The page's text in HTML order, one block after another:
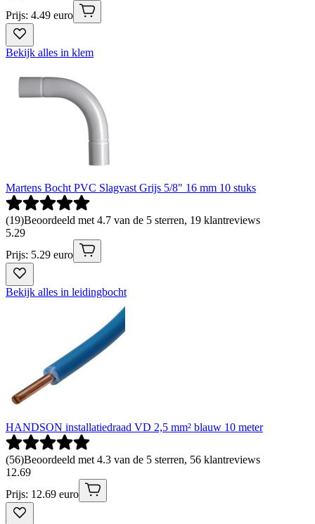
Prijs: 4.49 euro
Bekijk alles in klem
Martens Bocht PVC Slagvast Grijs 5/8" 16 mm 10 stuks
(19)Beoordeeld met 4.7 van de 5 sterren, 19 klantreviews
5.29
Prijs: 5.29 euro
Bekijk alles in leidingbocht
HANDSON installatiedraad VD 2,5 mm² blauw 10 meter
(56)Beoordeeld met 4.3 van de 5 sterren, 56 klantreviews
12.69
Prijs: 12.69 euro